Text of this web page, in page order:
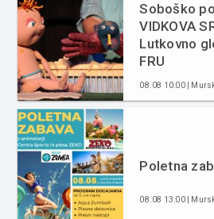
Soboško
VIDKOVA
Lutkovno
FRU
08.08 10:00 |
Poletna
08.08 13:00 |